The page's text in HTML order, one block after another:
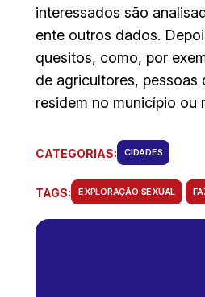
interessados são
ente outros dados.
quesitos, como, por
de agricultores, pessoas
residem no município ou
CATEGORIAS: CIDADES
TAGS: EXPLORAÇÃO SEXUAL